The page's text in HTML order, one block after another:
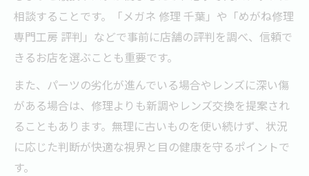
相談することです。「メガネ 修理 千葉」や「めがね修理
専門工房 評判」などで事前に店舗の評判を調べ、信頼で
きるお店を選ぶことも重要です。
また、パーツの劣化が進んでいる場合やレンズに深い傷
がある場合は、修理よりも新調やレンズ交換を提案され
ることもあります。無理に古いものを使い続けず、状況
に応じた判断が快適な視界と目の健康を守るポイントで
す。